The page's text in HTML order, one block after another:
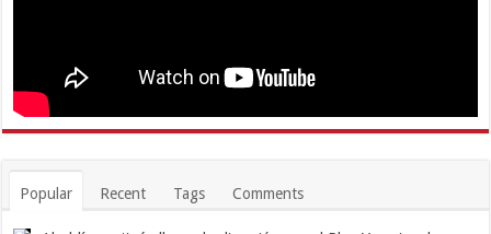
Popular Recent Tags Comments